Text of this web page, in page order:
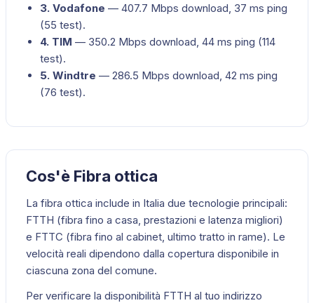
3. Vodafone — 407.7 Mbps download, 37 ms ping
(55 test).
4. TIM — 350.2 Mbps download, 44 ms ping (114
test).
5. Windtre — 286.5 Mbps download, 42 ms ping
(76 test).
Cos'è Fibra ottica
La fibra ottica include in Italia due tecnologie principali:
FTTH (fibra fino a casa, prestazioni e latenza migliori)
e FTTC (fibra fino al cabinet, ultimo tratto in rame). Le
velocità reali dipendono dalla copertura disponibile in
ciascuna zona del comune.
Per verificare la disponibilità FTTH al tuo indirizzo